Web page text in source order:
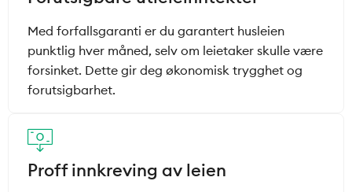
Med forfallsgaranti er du garantert husleien
punktlig hver måned, selv om leietaker skulle være
forsinket. Dette gir deg økonomisk trygghet og
forutsigbarhet.
Proff innkreving av leien